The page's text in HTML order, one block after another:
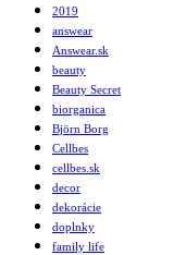
2019
answear
Answear.sk
beauty
Beauty Secret
biorganica
Björn Borg
Cellbes
cellbes.sk
decor
dekorácie
doplnky
family life